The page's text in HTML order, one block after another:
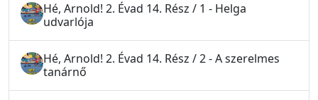
Hé, Arnold! 2. Évad 14. Rész / 1 - Helga
udvarlója
Hé, Arnold! 2. Évad 14. Rész / 2 - A szerelmes
tanárnő